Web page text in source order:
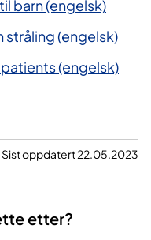
barn (engelsk)
stråling (engelsk)
(engelsk)
Sist oppdatert 22.05.2023
etter?